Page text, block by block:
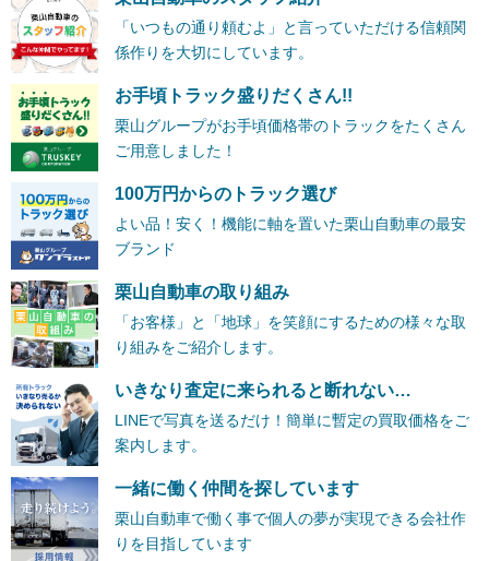
「いつもの通り頼むよ」と言っていただける信頼関
係作りを大切にしています。
お手頃トラック盛りだくさん!!
栗山グループがお手頃価格帯のトラックをたくさん
ご用意しました！
100万円からのトラック選び
よい品！安く！機能に軸を置いた栗山自動車の最安
ブランド
栗山自動車の取り組み
「お客様」と「地球」を笑顔にするための様々な取
り組みをご紹介します。
いきなり査定に来られると断れない…
LINEで写真を送るだけ！簡単に暫定の買取価格をご
案内します。
一緒に働く仲間を探しています
栗山自動車で働く事で個人の夢が実現できる会社作
りを目指しています